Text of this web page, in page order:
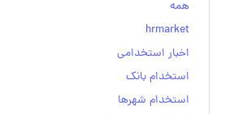
همه
hrmarket
اخبار استخدامی
استخدام بانک
استخدام شهرها